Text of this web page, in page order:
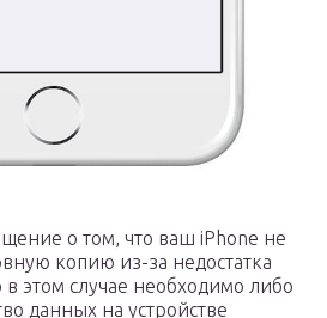
о том, что ваш iPhone не
копию из-за недостатка
в этом случае необходимо либо
данных на устройстве